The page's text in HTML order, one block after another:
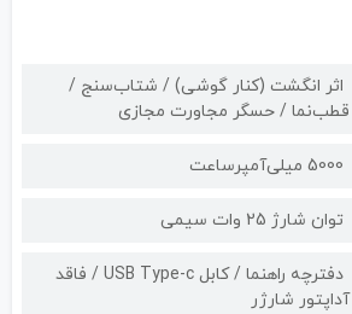
اثر انگشت (کنار گوشی) / شتاب‌سنج /
قطب‌نما / حسگر مجاورت مجازی
5000 میلی‌آمپرساعت
توان شارژ 25 وات سیمی
دفترچه راهنما / کابل USB Type-c / فاقد
آداپتور شارژر